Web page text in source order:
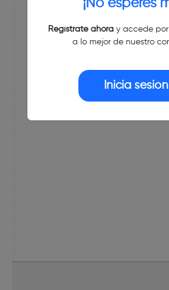
¡No esperes
Regístrate ahoray accede por
a lo mejor de nuestro
Inicia sesión